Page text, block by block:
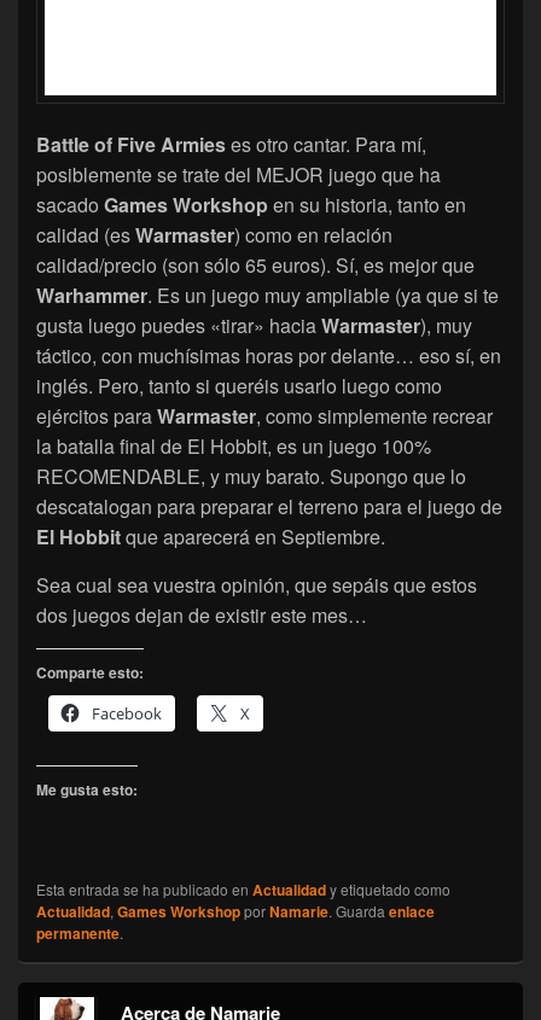
Battle of Five Armieses otro cantar. Para mí,
posiblemente se trate del MEJOR juego que ha
sacado Games Workshopen su historia, tanto en
calidad (esWarmaster) como en relación
calidad/precio (son sólo 65 euros). Sí, es mejor que
Warhammer. Es un juego muy ampliable (ya que si te
gusta luego puedes «tirar» haciaWarmaster), muy
táctico, con muchísimas horas por delante… eso sí, en
inglés. Pero, tanto si queréis usarlo luego como
ejércitos paraWarmaster, como simplemente recrear
la batalla final de El Hobbit, es un juego 100%
RECOMENDABLE, y muy barato. Supongo que lo
descatalogan para preparar el terreno para el juego de
El Hobbitque aparecerá en Septiembre.
Sea cual sea vuestra opinión, que sepáis que estos
dos juegos dejan de existir este mes…
Comparte esto:
Facebook
X
Me gusta esto:
Esta entrada se ha publicado en Actualidady etiquetado como
Actualidad, Games WorkshopporNamarie. Guarda enlace
permanente.
Acerca de Namarie